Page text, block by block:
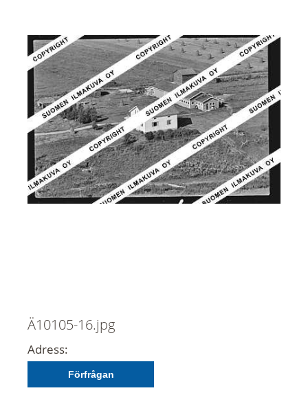
Ä10105-16.jpg
Adress:
Förfrågan